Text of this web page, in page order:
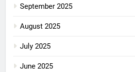
September 2025
August 2025
July 2025
June 2025